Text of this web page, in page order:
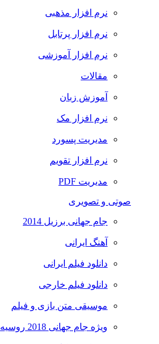
نرم افزار مذهبی
نرم افزار پرتابل
نرم افزار آموزشی
مقالات
آموزش زبان
نرم افزار مک
مدیریت پسورد
نرم افزار تقویم
مدیریت PDF
صوتی و تصویری
جام جهانی برزیل 2014
آهنگ ایرانی
دانلود فیلم ایرانی
دانلود فیلم خارجی
موسیقی متن بازی و فیلم
ویژه جام جهانی 2018 روسیه